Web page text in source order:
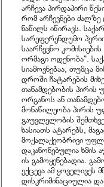
არჩევა პირდაპირი
რომ არჩევნები ძალზე
ნაწილს იწირავს.
სარეფერენდუმო
საარჩევნო
ორმაგი ოდენობა".
სიამოვნებაა, თუმცა
დროში ჩატარების
თანამდებობის პირის
ორგანოს ან
მონაწილეობა პირის
გაუვლელობის
ხასიათს ატარებს,
მოქალაქეობრივი
დაკანონებულია
ის გამოყენებადია.
ექცევა ამ ყოველივეს
დისკრიმინაციულია